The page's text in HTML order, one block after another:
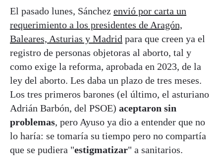
El pasado lunes, Sánchez envió por carta un
requerimiento a los presidentes de Aragón,
Baleares, Asturias y Madrid para que creen ya el
registro de personas objetoras al aborto, tal y
como exige la reforma, aprobada en 2023, de la
ley del aborto. Les daba un plazo de tres meses.
Los tres primeros barones (el último, el asturiano
Adrián Barbón, del PSOE) aceptaron sin
problemas, pero Ayuso ya dio a entender que no
lo haría: se tomaría su tiempo pero no compartía
que se pudiera "estigmatizar" a sanitarios.